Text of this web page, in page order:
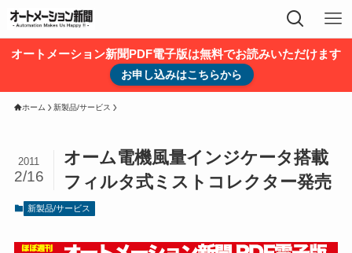
オートメーション新聞PDF電子版は無料でお読みいただけます
お申し込みはこちらから
ホーム 新製品/サービス
オーム電機風量インジケータ搭載
フィルタ式ミストコレクター発売
2011
2/16
新製品/サービス